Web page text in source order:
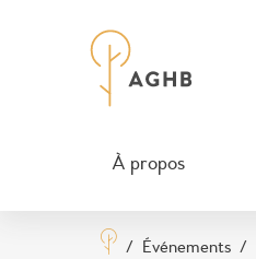
À propos
/ Événements /